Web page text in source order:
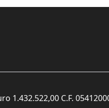
1.432.522,00 C.F.